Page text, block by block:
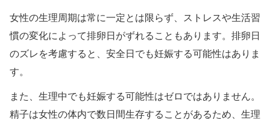
女性の生理周期は常に一定とは限らず、ストレスや生活習
慣の変化によって排卵日がずれることもあります。排卵日
のズレを考慮すると、安全日でも妊娠する可能性はありま
す。
また、生理中でも妊娠する可能性はゼロではありません。
精子は女性の体内で数日間生存することがあるため、生理